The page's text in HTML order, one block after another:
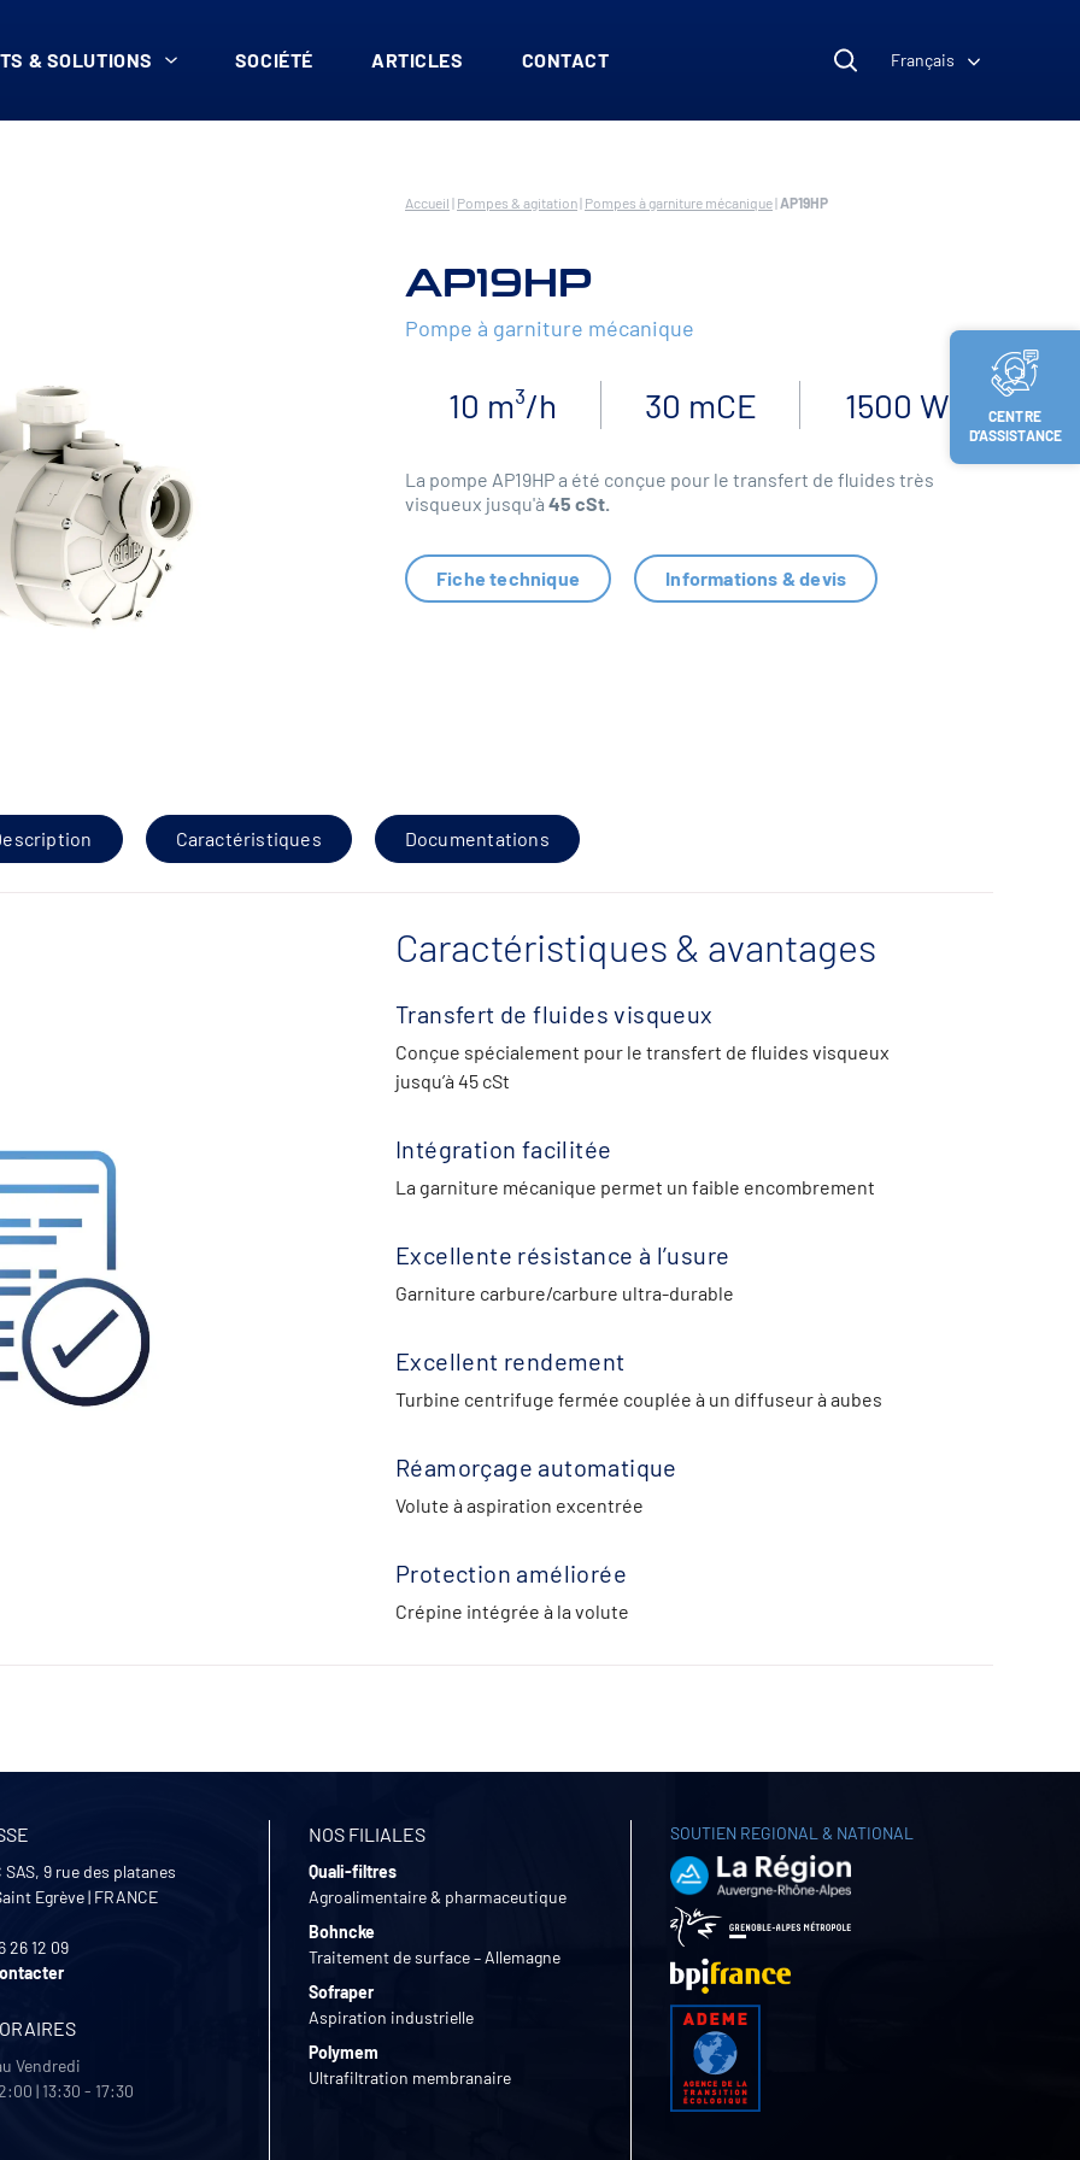
CENTRE
D’ASSISTANCE
& SOLUTIONS SOCIÉTÉ ARTICLES CONTACT Français
Accueil | Pompes & agitation| Pompes à garniture mécanique|AP19HP
AP19HP
Pompe à garniture mécanique
10 m³/h 30 mCE 1500 W
La pompe AP19HP a été conçue pour le transfert de fluides très
visqueux jusqu'à 45 cSt.
Fiche technique Informations & devis
Caractéristiques Documentations
Caractéristiques & avantages
Transfert de fluides visqueux
Conçue spécialement pour le transfert de fluides visqueux
jusqu’à 45 cSt
Intégration facilitée
La garniture mécanique permet un faible encombrement
Excellente résistance à l’usure
Garniture carbure/carbure ultra-durable
Excellent rendement
Turbine centrifuge fermée couplée à un diffuseur à aubes
Réamorçage automatique
Volute à aspiration excentrée
Protection améliorée
Crépine intégrée à la volute
SAS, 9 rue des platanes
Egrève| FRANCE
26 12 09
Vendredi
| 13:30 - 17:30
NOS FILIALES
Quali-filtres
Agroalimentaire & pharmaceutique
Bohncke
Traitement de surface – Allemagne
Sofraper
Aspiration industrielle
Polymem
Ultrafiltration membranaire
SOUTIEN REGIONAL & NATIONAL